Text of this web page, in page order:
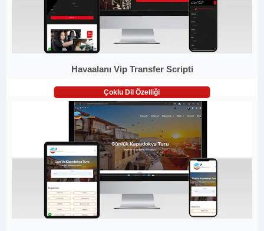
Havaalanı Vip Transfer Scripti
Çoklu Dil Özelliği